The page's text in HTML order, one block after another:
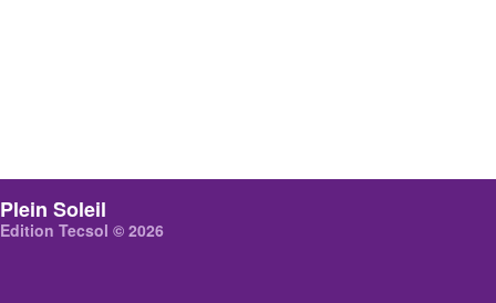
Plein Soleil
Edition Tecsol © 2026